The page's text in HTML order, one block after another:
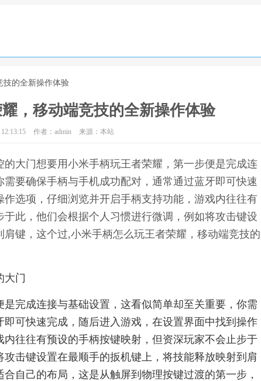
技的全新操作体验
，移动端竞技的全新操作体验
作者：admin 来源：本站
大门想要用小米手柄玩王者荣耀，第一步便是完成连
要确保手柄与手机成功配对，通常通过蓝牙即可快速
选项，仔细浏览并开启手柄支持功能，游戏内往往有
此，他们会根据个人习惯进行微调，例如将攻击键设
键，这个过,小米手柄怎么玩王者荣耀，移动端竞技的
大门
完成连接与基础设置，这看似简单却至关重要，你需
可快速完成，随后进入游戏，在设置界面中找到操作
往往有预设的手柄按键映射，但资深玩家不会止步于
击键设置在最顺手的扳机键上，将技能释放映射到肩
自己的布局，这是从触屏到物理按键过渡的第一步，